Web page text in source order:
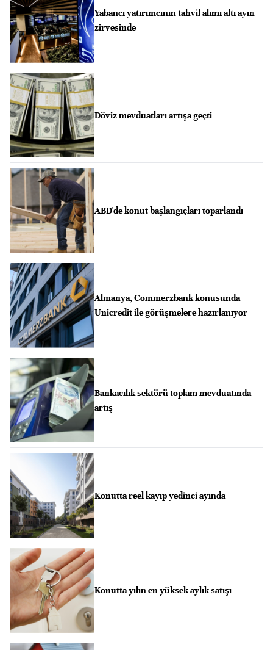
Yabancı yatırımcının tahvil alımı altı ayın
zirvesinde
Döviz mevduatları artışa geçti
ABD'de konut başlangıçları toparlandı
Almanya, Commerzbank konusunda
Unicredit ile görüşmelere hazırlanıyor
Bankacılık sektörü toplam mevduatında
artış
Konutta reel kayıp yedinci ayında
Konutta yılın en yüksek aylık satışı